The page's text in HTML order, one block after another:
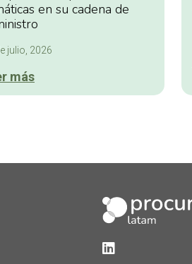
en su cadena de
julio, 2026
más
LinkedIn